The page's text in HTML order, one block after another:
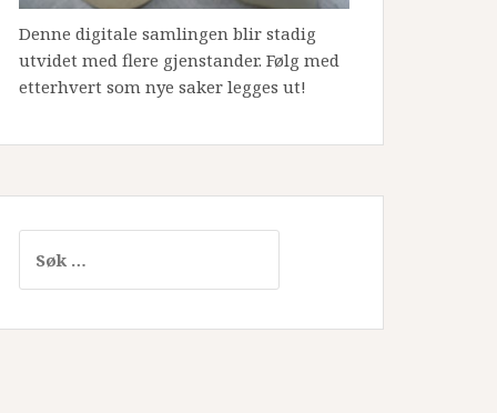
Denne digitale samlingen blir stadig
utvidet med flere gjenstander. Følg med
etterhvert som nye saker legges ut!
etter: